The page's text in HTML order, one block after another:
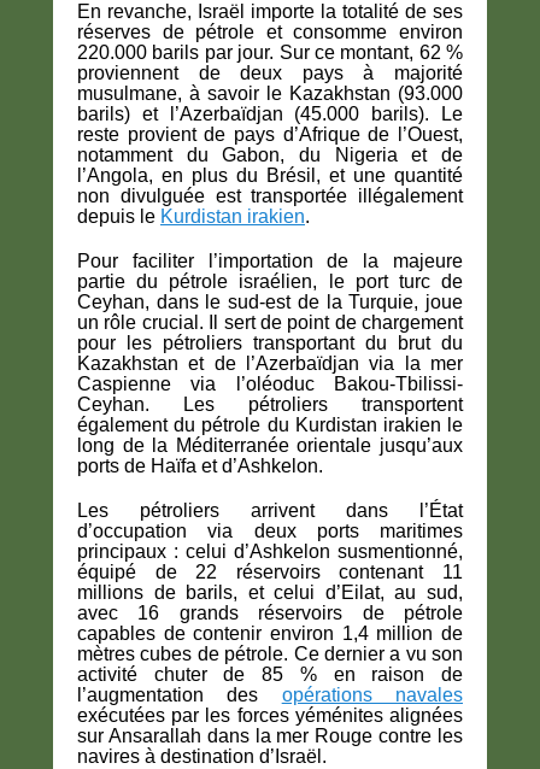
En revanche, Israël importe la totalité de ses
réserves de pétrole et consomme environ
220.000 barils par jour. Sur ce montant, 62 %
proviennent de deux pays à majorité
musulmane, à savoir le Kazakhstan (93.000
barils) et l’Azerbaïdjan (45.000 barils). Le
reste provient de pays d’Afrique de l’Ouest,
notamment du Gabon, du Nigeria et de
l’Angola, en plus du Brésil, et une quantité
non divulguée est transportée illégalement
depuis le Kurdistan irakien.
Pour faciliter l’importation de la majeure
partie du pétrole israélien, le port turc de
Ceyhan, dans le sud-est de la Turquie, joue
un rôle crucial. Il sert de point de chargement
pour les pétroliers transportant du brut du
Kazakhstan et de l’Azerbaïdjan via la mer
Caspienne via l’oléoduc Bakou-Tbilissi-
Ceyhan. Les pétroliers transportent
également du pétrole du Kurdistan irakien le
long de la Méditerranée orientale jusqu’aux
ports de Haïfa et d’Ashkelon.
Les pétroliers arrivent dans l’État
d’occupation via deux ports maritimes
principaux : celui d’Ashkelon susmentionné,
équipé de 22 réservoirs contenant 11
millions de barils, et celui d’Eilat, au sud,
avec 16 grands réservoirs de pétrole
capables de contenir environ 1,4 million de
mètres cubes de pétrole. Ce dernier a vu son
activité chuter de 85 % en raison de
l’augmentation des opérations navales
exécutées par les forces yéménites alignées
sur Ansarallah dans la mer Rouge contre les
navires à destination d’Israël.